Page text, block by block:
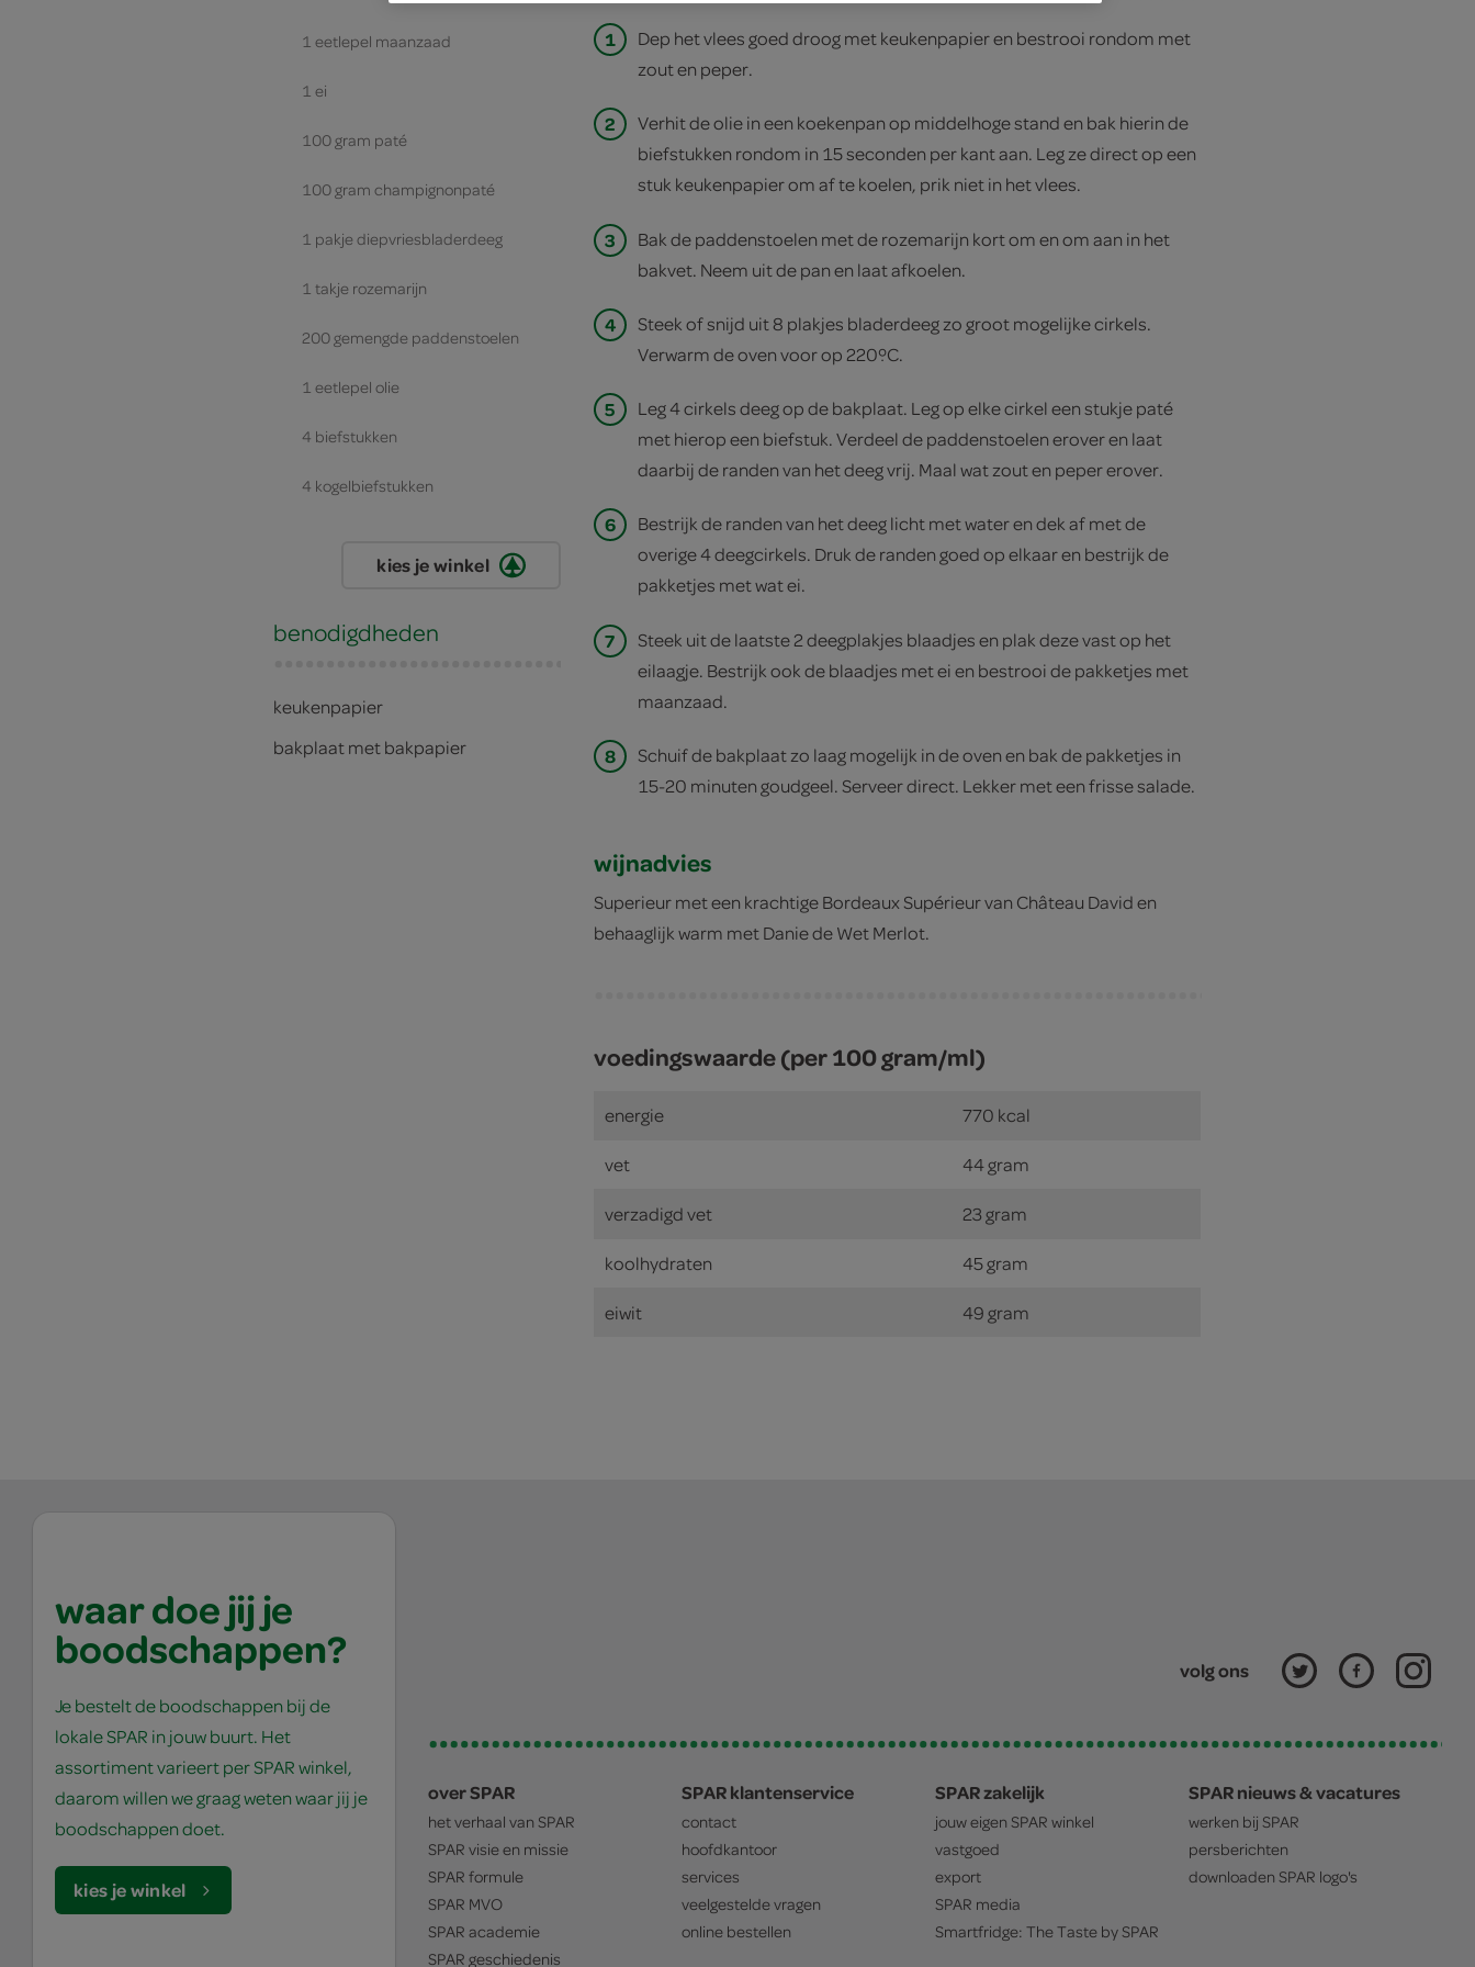
1 eetlepel maanzaad
1 ei
100 gram paté
100 gram champignonpaté
1 pakje diepvriesbladerdeeg
1 takje rozemarijn
200 gemengde paddenstoelen
1 eetlepel olie
4 biefstukken
4 kogelbiefstukken
kies je winkel
benodigdheden
keukenpapier
bakplaat met bakpapier
1
Dep het vlees goed droog met keukenpapier en bestrooi rondom met
zout en peper.
2
Verhit de olie in een koekenpan op middelhoge stand en bak hierin de
biefstukken rondom in 15 seconden per kant aan. Leg ze direct op een
stuk keukenpapier om af te koelen, prik niet in het vlees.
3
Bak de paddenstoelen met de rozemarijn kort om en om aan in het
bakvet. Neem uit de pan en laat afkoelen.
4
Steek of snijd uit 8 plakjes bladerdeeg zo groot mogelijke cirkels.
Verwarm de oven voor op 220ºC.
5
Leg 4 cirkels deeg op de bakplaat. Leg op elke cirkel een stukje paté
met hierop een biefstuk. Verdeel de paddenstoelen erover en laat
daarbij de randen van het deeg vrij. Maal wat zout en peper erover.
6
Bestrijk de randen van het deeg licht met water en dek af met de
overige 4 deegcirkels. Druk de randen goed op elkaar en bestrijk de
pakketjes met wat ei.
7
Steek uit de laatste 2 deegplakjes blaadjes en plak deze vast op het
eilaagje. Bestrijk ook de blaadjes met ei en bestrooi de pakketjes met
maanzaad.
8
Schuif de bakplaat zo laag mogelijk in de oven en bak de pakketjes in
15-20 minuten goudgeel. Serveer direct. Lekker met een frisse salade.
wijnadvies
Superieur met een krachtige Bordeaux Supérieur van Château David en
behaaglijk warm met Danie de Wet Merlot.
voedingswaarde (per 100 gram/ml)
energie 770 kcal
vet 44 gram
verzadigd vet 23 gram
koolhydraten 45 gram
eiwit 49 gram
waar doe jij je
boodschappen?
Je bestelt de boodschappen bij de
lokale SPAR in jouw buurt. Het
assortiment varieert per SPAR winkel,
daarom willen we graag weten waar jij je
boodschappen doet.
kies je winkel
volg ons
over SPAR
het verhaal van SPAR
SPAR visie en missie
SPAR formule
SPAR MVO
SPAR academie
SPAR geschiedenis
SPAR klantenservice
contact
hoofdkantoor
services
veelgestelde vragen
online bestellen
SPAR zakelijk
jouw eigen SPAR winkel
vastgoed
export
SPAR media
Smartfridge: The Taste bySPAR
SPAR nieuws & vacatures
werken bij SPAR
persberichten
downloaden SPAR logo's